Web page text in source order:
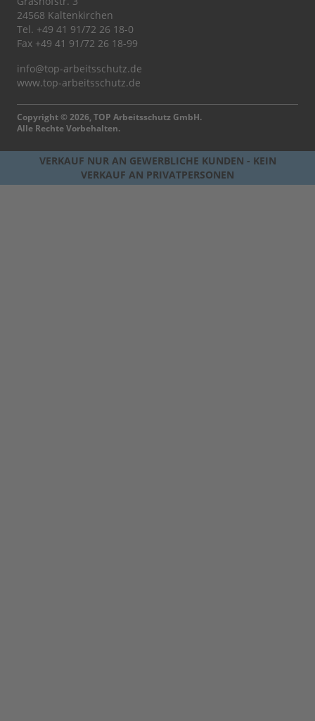
24568 Kaltenkirchen
Tel. +49 41 91/72 26 18-0
Fax +49 41 91/72 26 18-99
info@top-arbeitsschutz.de
www.top-arbeitsschutz.de
Copyright © 2026, TOP Arbeitsschutz GmbH.
Alle Rechte Vorbehalten.
VERKAUF NUR AN GEWERBLICHE KUNDEN - KEIN
VERKAUF AN PRIVATPERSONEN